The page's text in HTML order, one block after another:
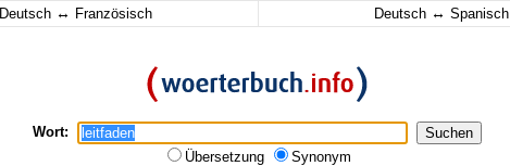
Deutsch ↔ Französisch Deutsch ↔ Spanisch
Wort:
Übersetzung
Synonym